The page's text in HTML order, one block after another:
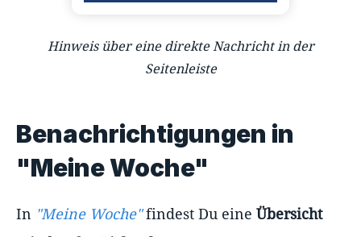
Hinweis über eine direkte Nachricht in der
Seitenleiste
Benachrichtigungen in
"Meine Woche"
In "Meine Woche"findest Du eine Übersicht